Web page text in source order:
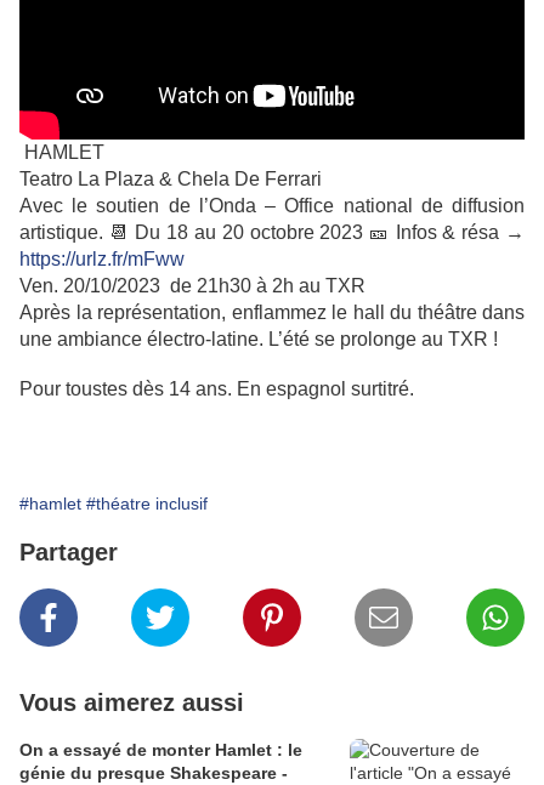
HAMLET
Teatro La Plaza & Chela De Ferrari
Avec le soutien de l’Onda – Office national de diffusion
artistique. 📆 Du 18 au 20 octobre 2023 🎫 Infos & résa →
https://urlz.fr/mFww
Ven. 20/10/2023 de 21h30 à 2h au TXR
Après la représentation, enflammez le hall du théâtre dans
une ambiance électro-latine. L’été se prolonge au TXR !
Pour toustes dès 14 ans. En espagnol surtitré.
#hamlet #théatre inclusif
Partager
Vous aimerez aussi
On a essayé de monter Hamlet : le
génie du presque Shakespeare -